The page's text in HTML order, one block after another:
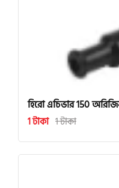
হিরো এচিভার 150
1 টাকা 1 টাকা